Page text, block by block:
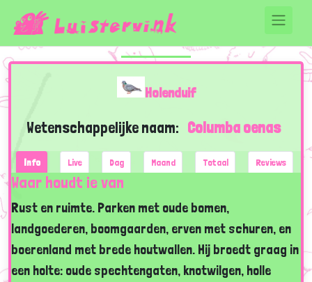
Holenduif
Wetenschappelijke naam: Columba oenas
Info Live Dag Maand Totaal Reviews
Waar houdt ie van
Rust en ruimte. Parken met oude bomen,
landgoederen, boomgaarden, erven met schuren, en
boerenland met brede houtwallen. Hij broedt graag in
een holte: oude spechtengaten, knotwilgen, holle